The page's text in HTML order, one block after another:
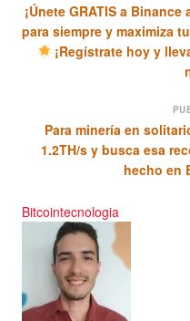
¡Únete GRATIS a Binance
para siempre y maximiza
¡Regístrate hoy y
Para minería en
1.2TH/s y busca esa
hecho en
Bitcointecnologia